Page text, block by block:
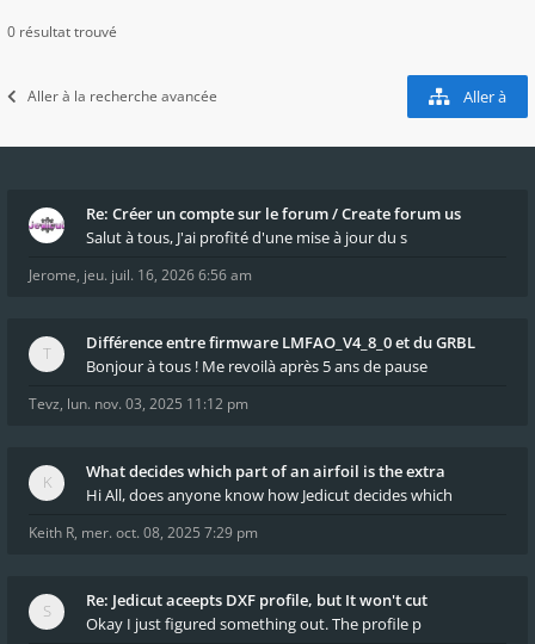
0 résultat trouvé
Aller à la recherche avancée Aller à
Re: Créer un compte sur le forum / Create forum us
Salut à tous, J'ai profité d'une mise à jour du s
Jerome, jeu. juil. 16, 2026 6:56 am
Différence entre firmware LMFAO_V4_8_0 et du GRBL
Bonjour à tous ! Me revoilà après 5 ans de pause
Tevz, lun. nov. 03, 2025 11:12 pm
What decides which part of an airfoil is the extra
Hi All, does anyone know how Jedicut decides which
Keith R, mer. oct. 08, 2025 7:29 pm
Re: Jedicut aceepts DXF profile, but It won't cut
Okay I just figured something out. The profile p